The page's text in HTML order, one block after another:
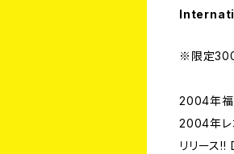
※限定
2004年福
2004年レ
リリース